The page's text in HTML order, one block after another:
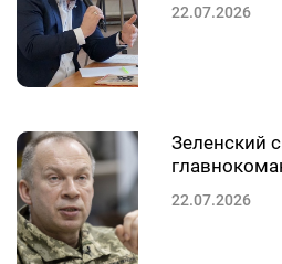
22.07.2026
Зеленский
22.07.2026